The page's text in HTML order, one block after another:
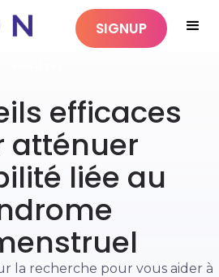
SIGNUP
efficaces
atténuer
liée au
la recherche pour vous aider à